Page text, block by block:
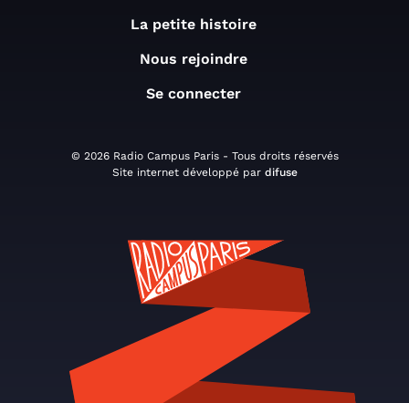
La petite histoire
Nous rejoindre
Se connecter
© 2026 Radio Campus Paris - Tous droits réservés
Site internet développé par difuse